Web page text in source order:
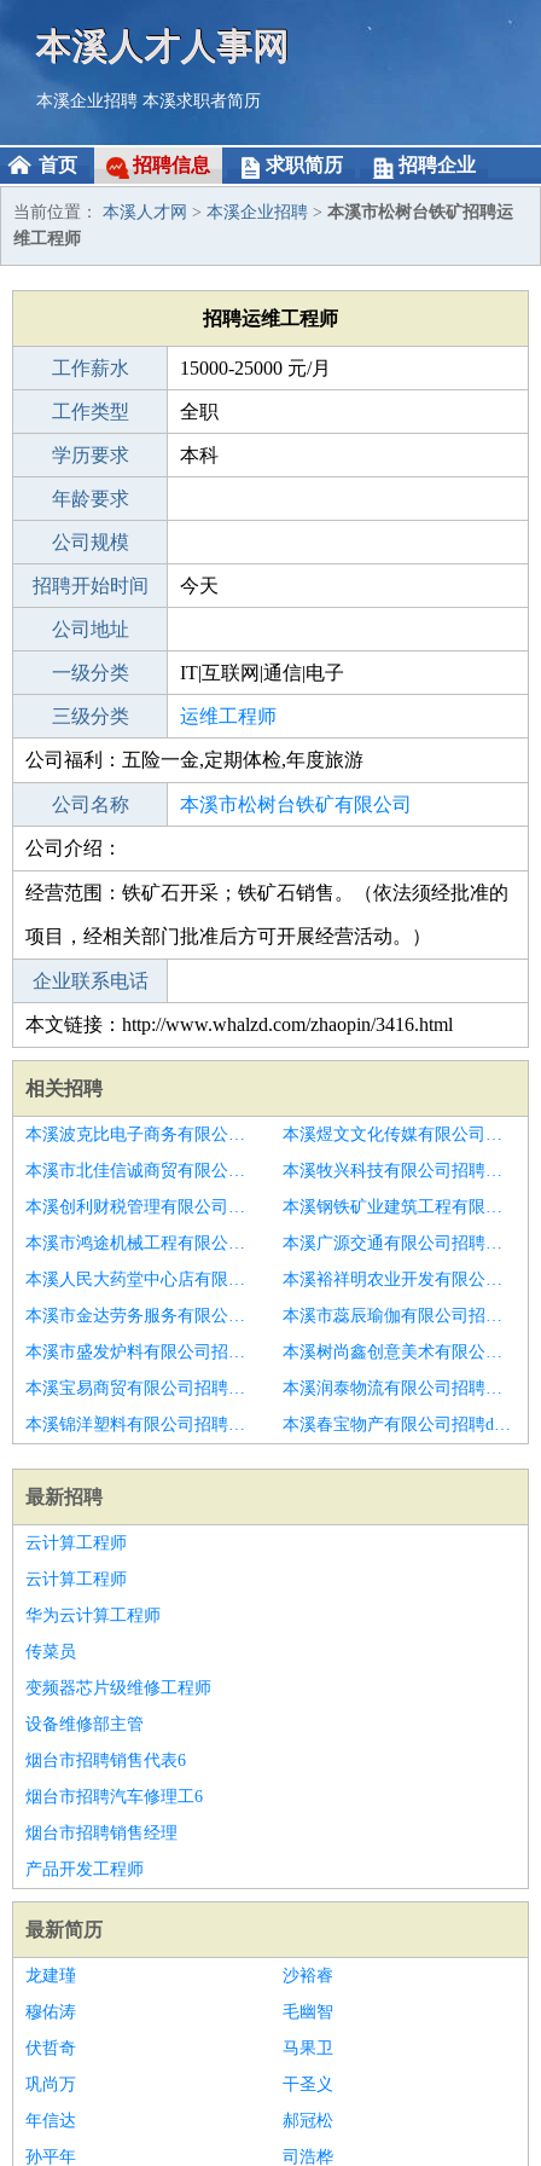
本溪人才人事网
本溪企业招聘 本溪求职者简历
首页 招聘信息 求职简历 招聘企业
当前位置： 本溪人才网 > 本溪企业招聘 > 本溪市松树台铁矿招聘运
维工程师
招聘运维工程师
工作薪水 15000-25000 元/月
招聘人数 若干
工作类型 全职
性别要求 -
学历要求 本科
工作经验
年龄要求
工作地点
公司规模
公司电话
招聘开始时间 今天
招聘结束时间
公司地址
一级分类 IT|互联网|通信|电子
二级分类 技术开发
三级分类 运维工程师
其他行业
公司福利：五险一金,定期体检,年度旅游
公司名称 本溪市松树台铁矿有限公司
公司类型
独资)
公司介绍：
经营范围：铁矿石开采；铁矿石销售。（依法须经批准的
项目，经相关部门批准后方可开展经营活动。）
企业联系电话
本文链接：http://www.whalzd.com/zhaopin/3416.html
相关招聘
本溪波克比电子商务有限公司招聘it运维工程师
本溪煜文文化传媒有限公司招聘运维工程师
本溪市北佳信诚商贸有限公司招聘高级云计算运维工程师
本溪牧兴科技有限公司招聘运维工程师
本溪创利财税管理有限公司招聘陆上风电运维工程师
本溪钢铁矿业建筑工程有限公司招聘光伏运维值班长
本溪市鸿途机械工程有限公司招聘风电运维工程师
本溪广源交通有限公司招聘软件实施运维工程师
本溪人民大药堂中心店有限公司招聘华为云数据库运维工程师
本溪裕祥明农业开发有限公司招聘运维工程师
本溪市金达劳务服务有限公司招聘运维工程师
本溪市蕊辰瑜伽有限公司招聘风机项目负责人
本溪市盛发炉料有限公司招聘风电运维工程师
本溪树尚鑫创意美术有限公司招聘运维工程师
本溪宝易商贸有限公司招聘应用运维工程师
本溪润泰物流有限公司招聘系统运维工程师
本溪锦洋塑料有限公司招聘系统运维工程师
本溪春宝物产有限公司招聘devops运维工程师
最新招聘
云计算工程师
云计算工程师
华为云计算工程师
传菜员
变频器芯片级维修工程师
设备维修部主管
烟台市招聘销售代表6
烟台市招聘汽车修理工6
烟台市招聘销售经理
产品开发工程师
最新简历
龙建瑾
沙裕睿
穆佑涛
毛幽智
伏哲奇
马果卫
巩尚万
干圣义
年信达
郝冠松
孙平年
司浩桦